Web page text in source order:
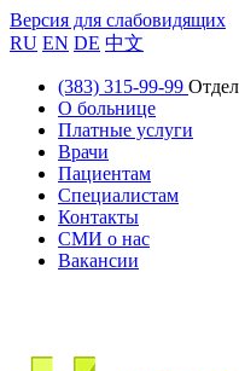
Версия для слабовидящих
RU EN DE 中文
(383) 315-99-99
О больнице
Платные услуги
Врачи
Пациентам
Специалистам
Контакты
СМИ о нас
Вакансии